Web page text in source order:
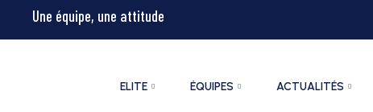
Une équipe, une attitude
ELITE ÉQUIPES ACTUALITÉS